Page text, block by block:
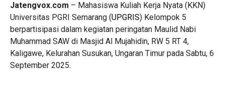
Jatengvox.com – Mahasiswa Kuliah Kerja Nyata (KKN)
Universitas PGRI Semarang (UPGRIS) Kelompok 5
berpartisipasi dalam kegiatan peringatan Maulid Nabi
Muhammad SAW di Masjid Al Mujahidin, RW 5 RT 4,
Kaligawe, Kelurahan Susukan, Ungaran Timur pada Sabtu, 6
September 2025.